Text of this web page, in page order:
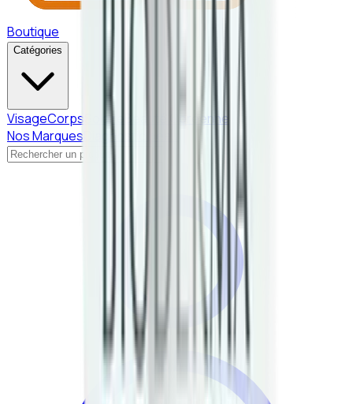
Boutique
Catégories
VisageCorps Solaire
Beauté Coréenne
Nos Marques Diagnostic peau